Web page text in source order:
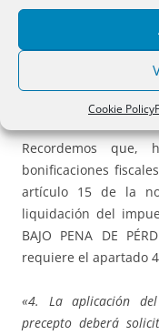
Cookie Policy
establecida en el
disposiciones
Extremadura en
aprobado porDecreto
Recordemos
bonificaciones
artículo 15 de la
liquidación del
BAJO PENA DE
requiere el apartado
«4. La aplicación
precepto deberá